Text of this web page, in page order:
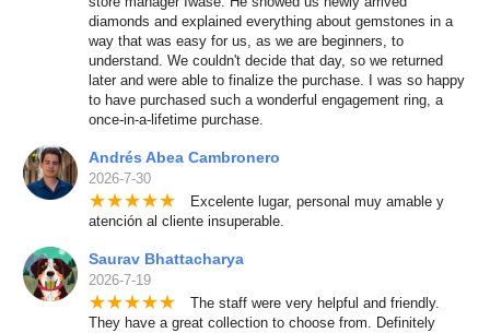
diamonds and explained everything about gemstones in a
way that was easy for us, as we are beginners, to
understand. We couldn't decide that day, so we returned
later and were able to finalize the purchase. I was so happy
to have purchased such a wonderful engagement ring, a
once-in-a-lifetime purchase.
Andrés Abea Cambronero
2026-7-30
★★★★★ Excelente lugar, personal muy amable y
atención al cliente insuperable.
Saurav Bhattacharya
2026-7-19
★★★★★ The staff were very helpful and friendly.
They have a great collection to choose from. Definitely